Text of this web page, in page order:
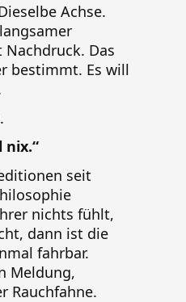
Achse.
Das
bestimmt. Es will
nix.“
seit
nichts fühlt,
dann ist die
fahrbar.
Meldung,
Rauchfahne.